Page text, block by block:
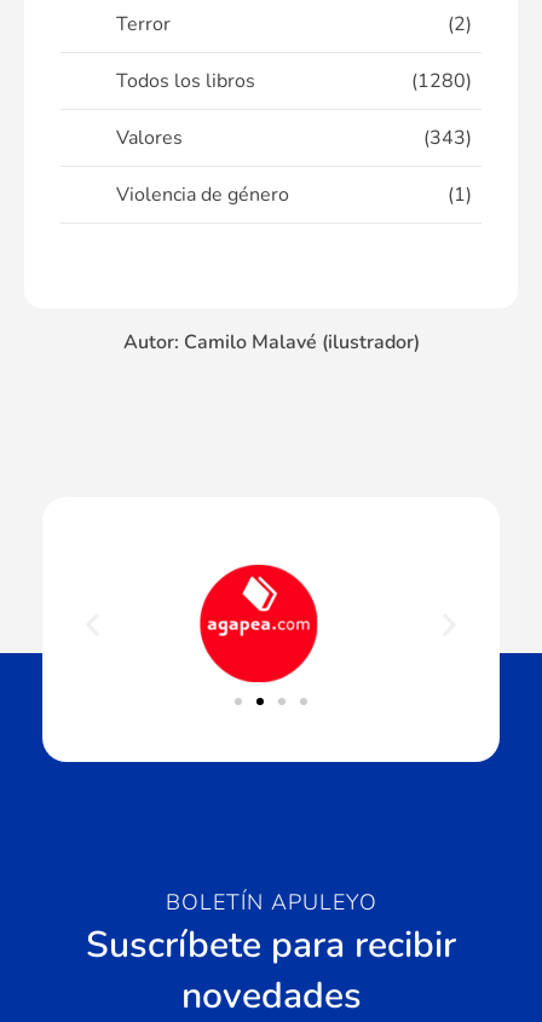
Terror (2)
Todos los libros (1280)
Valores (343)
Violencia de género (1)
Autor: Camilo Malavé (ilustrador)
BOLETÍN APULEYO
Suscríbete para recibir
novedades